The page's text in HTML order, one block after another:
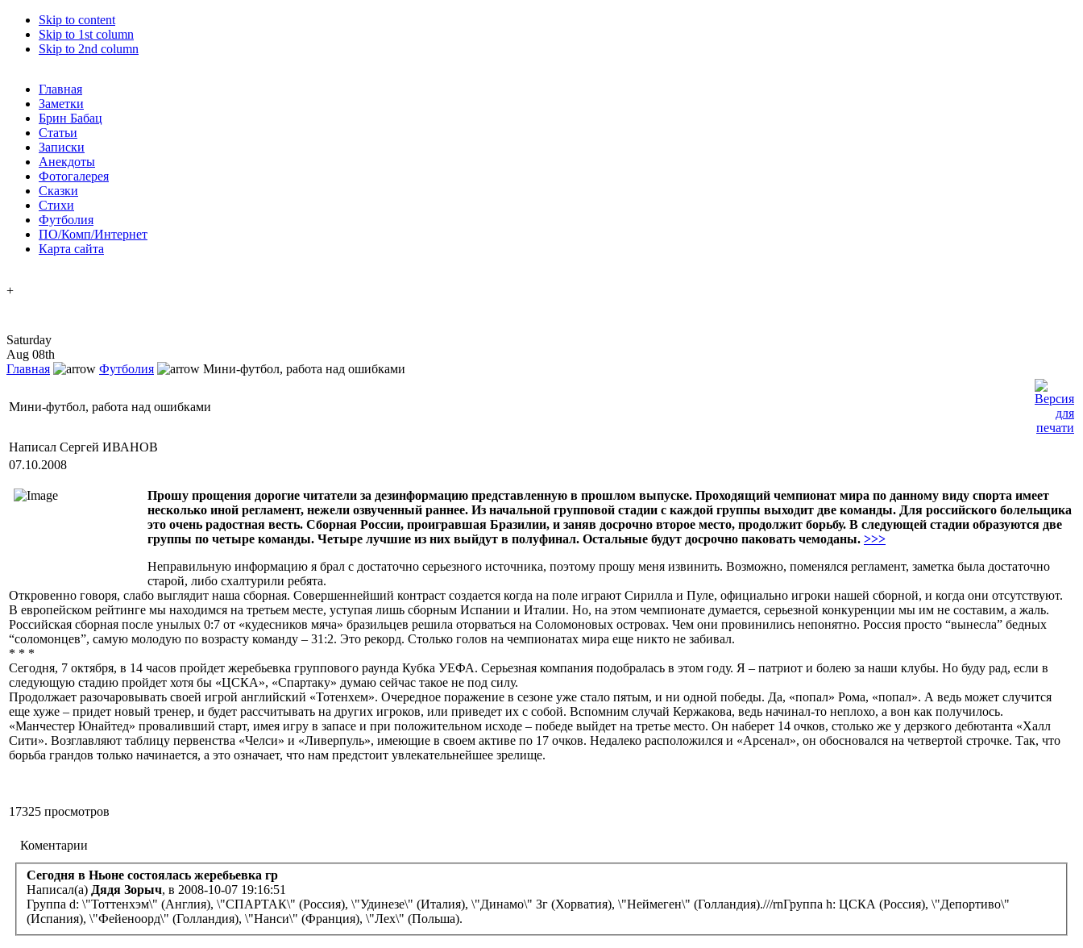
Skip to content
Skip to 1st column
Skip to 2nd column
Главная
Заметки
Брин Бабац
Статьи
Записки
Анекдоты
Фотогалерея
Сказки
Стихи
Футболия
ПО/Комп/Интернет
Карта сайта
+
Saturday
Aug 08th
Главная
Футболия Мини-футбол, работа над ошибками
Мини-футбол, работа над ошибками
Написал Сергей ИВАНОВ
07.10.2008
Прошу прощения дорогие читатели за дезинформацию представленную в прошлом выпуске. Проходящий чемпионат мира по данному виду спорта имеет
несколько иной регламент, нежели озвученный раннее. Из начальной групповой стадии с каждой группы выходит две команды. Для российского болельщика
это очень радостная весть. Сборная России, проигравшая Бразилии, и заняв досрочно второе место, продолжит борьбу. В следующей стадии образуются две
группы по четыре команды. Четыре лучшие из них выйдут в полуфинал. Остальные будут досрочно паковать чемоданы. >>>
Неправильную информацию я брал с достаточно серьезного источника, поэтому прошу меня извинить. Возможно, поменялся регламент, заметка была достаточно
старой, либо схалтурили ребята.
Откровенно говоря, слабо выглядит наша сборная. Совершеннейший контраст создается когда на поле играют Сирилла и Пуле, официально игроки нашей сборной, и когда они отсутствуют.
В европейском рейтинге мы находимся на третьем месте, уступая лишь сборным Испании и Италии. Но, на этом чемпионате думается, серьезной конкуренции мы им не составим, а жаль.
Российская сборная после унылых 0:7 от «кудесников мяча» бразильцев решила оторваться на Соломоновых островах. Чем они провинились непонятно. Россия просто “вынесла” бедных
“соломонцев”, самую молодую по возрасту команду – 31:2. Это рекорд. Столько голов на чемпионатах мира еще никто не забивал.
* * *
Сегодня, 7 октября, в 14 часов пройдет жеребьевка группового раунда Кубка УЕФА. Серьезная компания подобралась в этом году. Я – патриот и болею за наши клубы. Но буду рад, если в
следующую стадию пройдет хотя бы «ЦСКА», «Спартаку» думаю сейчас такое не под силу.
Продолжает разочаровывать своей игрой английский «Тотенхем». Очередное поражение в сезоне уже стало пятым, и ни одной победы. Да, «попал» Рома, «попал». А ведь может случится
еще хуже – придет новый тренер, и будет рассчитывать на других игроков, или приведет их с собой. Вспомним случай Кержакова, ведь начинал-то неплохо, а вон как получилось.
«Манчестер Юнайтед» проваливший старт, имея игру в запасе и при положительном исходе – победе выйдет на третье место. Он наберет 14 очков, столько же у дерзкого дебютанта «Халл
Сити». Возглавляют таблицу первенства «Челси» и «Ливерпуль», имеющие в своем активе по 17 очков. Недалеко расположился и «Арсенал», он обосновался на четвертой строчке. Так, что
борьба грандов только начинается, а это означает, что нам предстоит увлекательнейшее зрелище.
17325 просмотров
Коментарии
Сегодня в Ньоне состоялась жеребьевка гр
Написал(а) Дядя Зорыч, в 2008-10-07 19:16:51
Группа d: \"Тоттенхэм\" (Англия), \"СПАРТАК\" (Россия), \"Удинезе\" (Италия), \"Динамо\" Зг (Хорватия), \"Неймеген\" (Голландия).///rnГруппа h: ЦСКА (Россия), \"Депортиво\"
(Испания), \"Фейеноорд\" (Голландия), \"Нанси\" (Франция), \"Лех\" (Польша).